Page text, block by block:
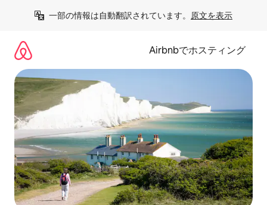
一部の情報は自動翻訳されています。 原文を表示
Airbnbでホスティング